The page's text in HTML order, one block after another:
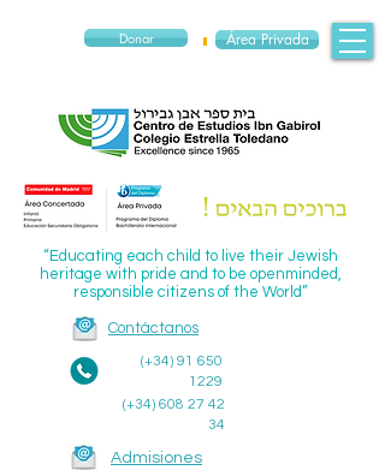
Donar Área Privada
(+34) 91 650
1229
(+34) 608 27 42
34
Admisiones
“Educating each child to live their Jewish
heritage with pride and to be openminded,
responsible citizens of the World”
Contáctanos